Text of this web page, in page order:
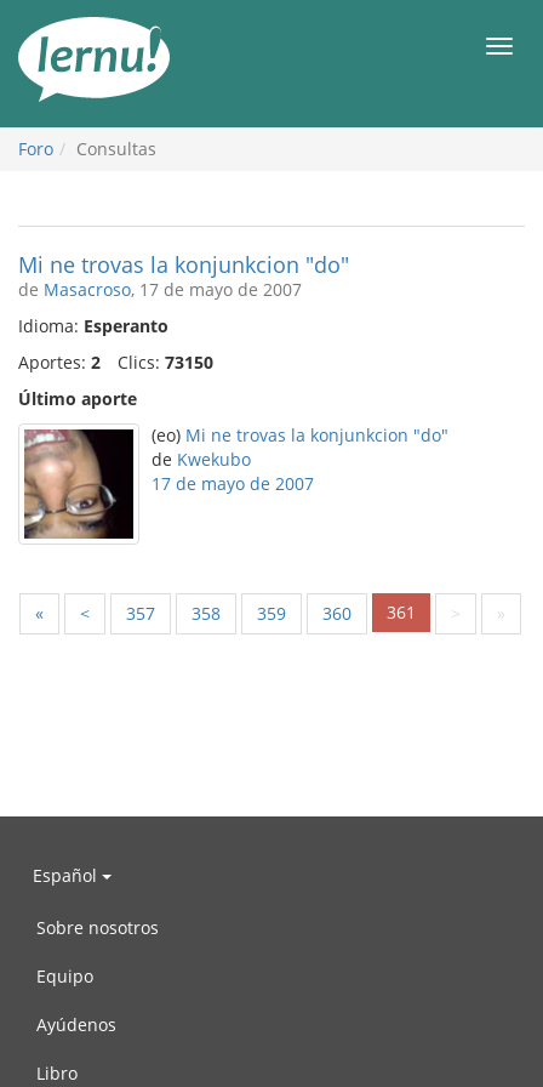
Foro Consultas
Mi ne trovas la konjunkcion "do"
de Masacroso, 17 de mayo de 2007
Idioma: Esperanto
Aportes: 2 Clics: 73150
Último aporte
(eo) Mi ne trovas la konjunkcion "do"
de Kwekubo
17 de mayo de 2007
« < 357 358 359 360 361 > »
Español
Sobre nosotros
Equipo
Ayúdenos
Libro